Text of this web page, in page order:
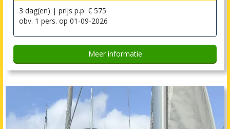
3 dag(en) | prijs p.p. € 575
obv. 1 pers. op 01-09-2026
Meer informatie